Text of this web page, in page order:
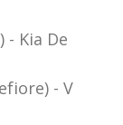
- Kia De
- V